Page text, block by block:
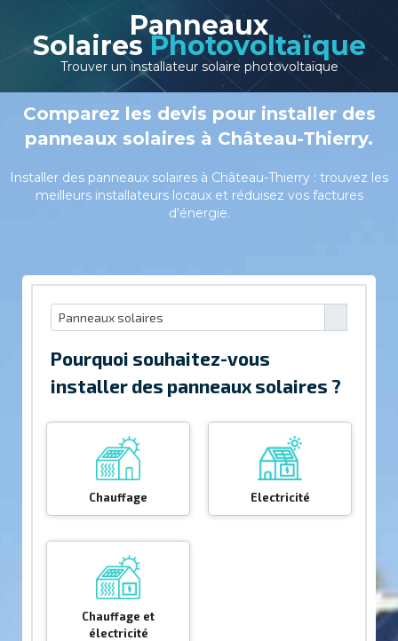
Panneaux
Solaires Photovoltaïque
Trouver un installateur solaire photovoltaïque
Comparez les devis pour installer des
panneaux solaires à Château-Thierry.
Installer des panneaux solaires à Château-Thierry : trouvez les
meilleurs installateurs locaux et réduisez vos factures
d'énergie.